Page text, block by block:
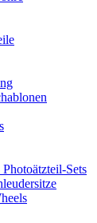
Sets